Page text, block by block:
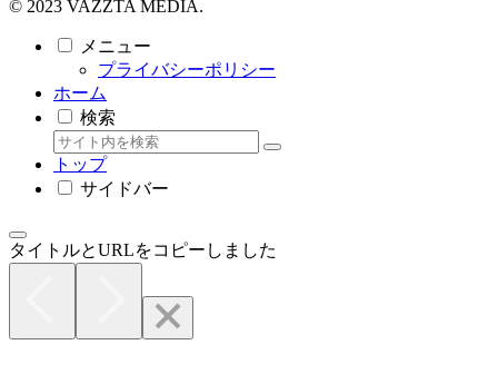
© 2023 VAZZTA MEDIA.
メニュー
プライバシーポリシー
ホーム
検索
トップ
サイドバー
タイトルとURLをコピーしました